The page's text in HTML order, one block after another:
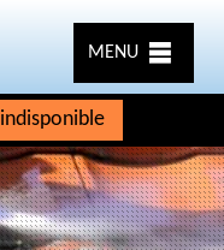
MENU
indisponible